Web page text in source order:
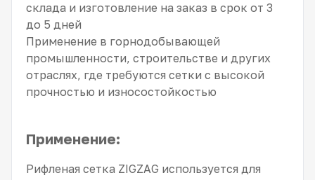
склада и изготовление на заказ в срок от 3
до 5 дней
Применение в горнодобывающей
промышленности, строительстве и других
отраслях, где требуются сетки с высокой
прочностью и износостойкостью
Применение:
Рифленая сетка ZIGZAG используется для